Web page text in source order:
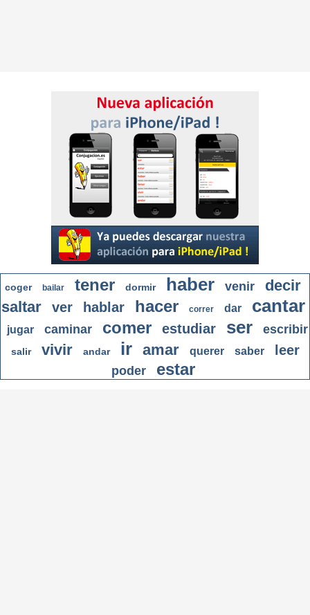
coger bailar tener dormir haber venir
decir
saltar
ver hablar hacer correr dar cantar
jugar caminar comer estudiar ser escribir
salir vivir andar ir amar querer saber leer
poder estar